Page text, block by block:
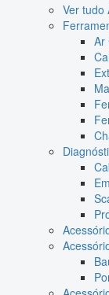
Ver tudo
Ar